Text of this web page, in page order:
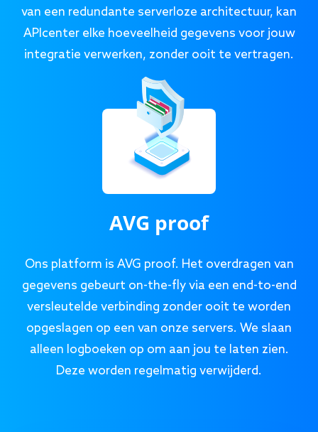
van een redundante serverloze architectuur, kan
APIcenter elke hoeveelheid gegevens voor jouw
integratie verwerken, zonder ooit te vertragen.
AVG proof
Ons platform is AVG proof. Het overdragen van
gegevens gebeurt on-the-fly via een end-to-end
versleutelde verbinding zonder ooit te worden
opgeslagen op een van onze servers. We slaan
alleen logboeken op om aan jou te laten zien.
Deze worden regelmatig verwijderd.